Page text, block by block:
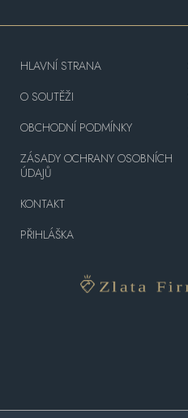
HLAVNÍ STRANA
O SOUTĚŽI
OBCHODNÍ PODMÍNKY
ZÁSADY OCHRANY OSOBNÍCH
ÚDAJŮ
KONTAKT
PŘIHLÁŠKA